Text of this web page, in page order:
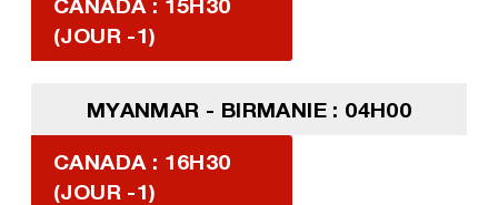
(JOUR -1)
MYANMAR - BIRMANIE : 04H00
CANADA : 16H30
(JOUR -1)